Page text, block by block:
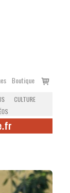
Boutique
Voir
CULTURE